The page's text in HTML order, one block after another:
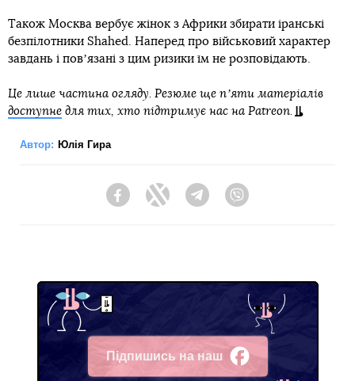
Також Москва вербує жінок з Африки збирати іранські
безпілотники Shahed. Наперед про військовий характер
завдань і повʼязані з цим ризики їм не розповідають.
Це лише частина огляду. Резюме ще пʼяти матеріалів
доступне для тих, хто підтримує нас на Patreon.
Автор: Юлія Гира
FacebookTwitter Telegram
Підпишись на наш
Facebook